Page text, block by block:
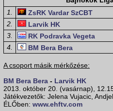
1.
ZsRK Vardar SzCBT
2.
Larvik HK
3.
RK Podravka Vegeta
4.
BM Bera Bera
A csoport másik mérkőzése:
BM Bera Bera - Larvik HK
2013. október 20. (vasárnap),
Játékvezetők: Jelena Vujacic,
ÉLŐben: www.ehftv.com